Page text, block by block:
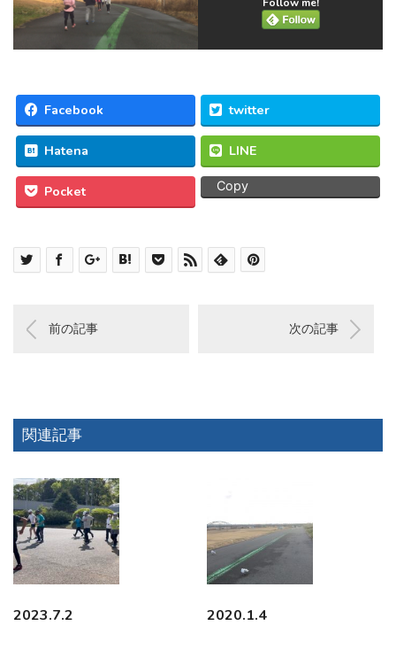
Follow me!
Facebook twitter
Hatena LINE
Pocket Copy
前の記事 次の記事
関連記事
2023.7.2 2020.1.4